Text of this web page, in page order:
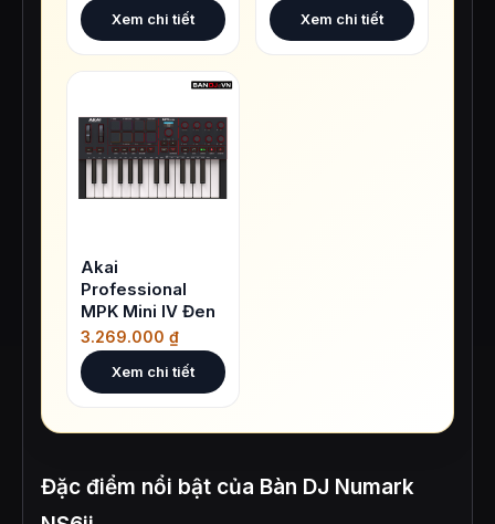
Xem chi tiết Xem chi tiết
Akai
Professional
MPK Mini IV Đen
3.269.000 ₫
Xem chi tiết
Đặc điểm nổi bật của Bàn DJ Numark